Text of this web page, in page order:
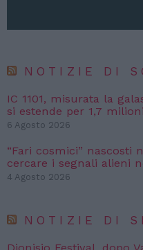
NOTIZIE DI
IC 1101, misurata la
si estende per 1,7
6 Agosto 2026
“Fari cosmici” nascosti
cercare i segnali alieni
4 Agosto 2026
NOTIZIE DI